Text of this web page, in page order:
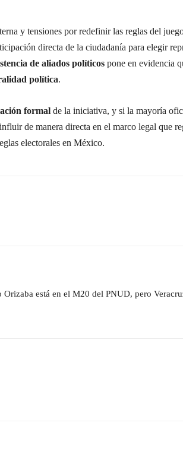
y tensiones por redefinir las reglas del
directa de la ciudadanía para elegir
de aliados políticos pone en evidencia
política.
formal de la iniciativa, y si la mayoría
de manera directa en el marco legal que
electorales en México.
Orizaba está en el M20 del PNUD, pero